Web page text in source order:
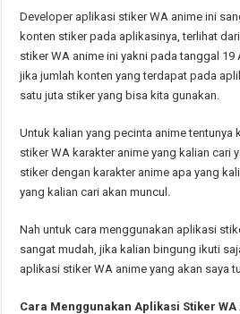
Developer aplikasi stiker WA anime ini
konten stiker pada aplikasinya, terlihat
stiker WA anime ini yakni pada tanggal 19
jika jumlah konten yang terdapat pada
satu juta stiker yang bisa kita gunakan.
Untuk kalian yang pecinta anime tentunya
stiker WA karakter anime yang kalian cari
stiker dengan karakter anime apa yang
yang kalian cari akan muncul.
Nah untuk cara menggunakan aplikasi
sangat mudah, jika kalian bingung ikuti
aplikasi stiker WA anime yang akan saya
Cara Menggunakan Aplikasi Stiker WA